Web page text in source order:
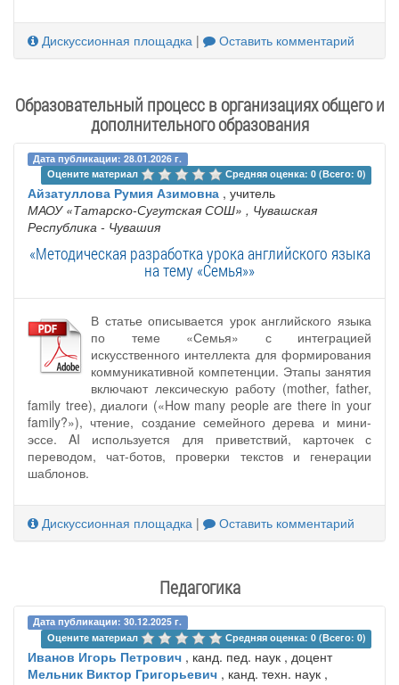
Дискуссионная площадка | Оставить комментарий
Образовательный процесс в организациях общего и
дополнительного образования
Дата публикации: 28.01.2026 г.
Оцените материал
Средняя оценка: 0 (Всего: 0)
Айзатуллова Румия Азимовна , учитель
МАОУ «Татарско-Сугутская СОШ» , Чувашская
Республика - Чувашия
«Методическая разработка урока английского языка
на тему «Семья»»
В статье описывается урок английского языка
по теме «Семья» с интеграцией
искусственного интеллекта для формирования
коммуникативной компетенции. Этапы занятия
включают лексическую работу (mother, father,
family tree), диалоги («How many people are there in your
family?»), чтение, создание семейного дерева и мини-
эссе. AI используется для приветствий, карточек с
переводом, чат-ботов, проверки текстов и генерации
шаблонов.
Дискуссионная площадка | Оставить комментарий
Педагогика
Дата публикации: 30.12.2025 г.
Оцените материал
Средняя оценка: 0 (Всего: 0)
Иванов Игорь Петрович , канд. пед. наук , доцент
Мельник Виктор Григорьевич , канд. техн. наук ,